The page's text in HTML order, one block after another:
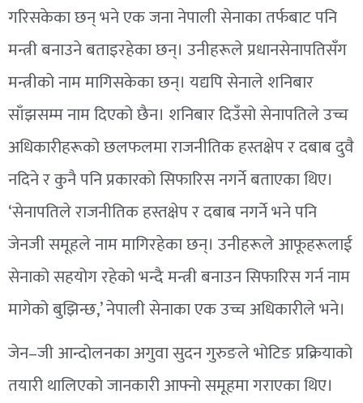
गरिसकेका छन् भने एक जना नेपाली सेनाका तर्फबाट पनि
मन्त्री बनाउने बताइरहेका छन्। उनीहरूले प्रधानसेनापतिसँग
मन्त्रीको नाम मागिसकेका छन्। यद्यपि सेनाले शनिबार
साँझसम्म नाम दिएको छैन। शनिबार दिउँसो सेनापतिले उच्च
अधिकारीहरूको छलफलमा राजनीतिक हस्तक्षेप र दबाब दुवै
नदिने र कुनै पनि प्रकारको सिफारिस नगर्ने बताएका थिए।
‘सेनापतिले राजनीतिक हस्तक्षेप र दबाब नगर्ने भने पनि
जेनजी समूहले नाम मागिरहेका छन्। उनीहरूले आफूहरूलाई
सेनाको सहयोग रहेको भन्दै मन्त्री बनाउन सिफारिस गर्न नाम
मागेको बुझिन्छ,’ नेपाली सेनाका एक उच्च अधिकारीले भने।
जेन–जी आन्दोलनका अगुवा सुदन गुरुङले भोटिङ प्रक्रियाको
तयारी थालिएको जानकारी आफ्नो समूहमा गराएका थिए।